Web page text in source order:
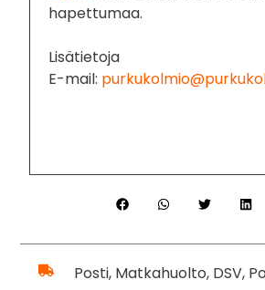
hapettumaa.
Lisätietoja
E-mail:
Posti, Matkahuolto, DSV,